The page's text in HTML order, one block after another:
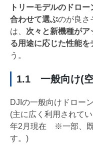
トリーモデルのドロ
合わせて選ぶのが良さ
は、 次々と新機種が
る用途に応じた性能を
う。
1.1 一般向け(
DJIの一般向けドロー
(主に広く利用されて
年2月現在 ※一部、既
す。)